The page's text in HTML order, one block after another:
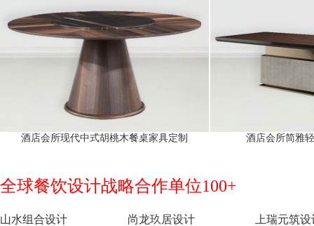
酒店会所现代中式胡桃木餐桌家具定制 酒店会所简雅
全球餐饮设计战略合作单位100+
山水组合设计 尚龙玖居设计
上瑞元筑